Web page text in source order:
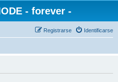
- forever -
Identificarse
Registrarse